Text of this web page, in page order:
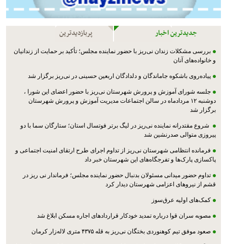
جدیدترین اخبار پربازدیدترین
بررسی مشکلات زندان نی‌ریز با حضور نماینده مجلس؛ تأکید بر حمایت از زندانیان
و خانواده‌های آنان
پیاده‌روی باشکوه جاماندگان و دلدادگان اربعین حسینی در نی‌ریز برگزار شد
جلسه شورای آموزش و پرورش شهرستان نی‌ریز با حضور اعضای این شورا ،
دوشنبه ۱۲ مردادماه در سالن اجتماعات مدیریت آموزش و پرورش شهرستان
برگزار شد
شروع مقتدرانه نماینده نی‌ریز در لیگ برتر فوتسال استان؛ ستارگان سما با دو
پیروزی متوالی صدرنشین شد
فرمانده انتظامی شهرستان نی‌ریز از تداوم اجرای طرح ارتقای امنیت اجتماعی و
پاکسازی پارک‌ها و تفرجگاه‌های این شهرستان خبر داد
تداوم حضور میدانی مسئولان بدنبال حضور نماینده مجلس؛ فرماندار نی ریز در
قشم از نیروهای اعزامی شهرستان دیدار کرد
کمک‌های اولیه عرق‌سوز
مصوبه سران قوا درباره تمدید خودکار قراردادهای اجاره مسکن ابلاغ شد
صعود موفق تیم کوهنوردی بختگان نی‌ریز به قله ۴۳۷۵ متری لاله‌زار کرمان